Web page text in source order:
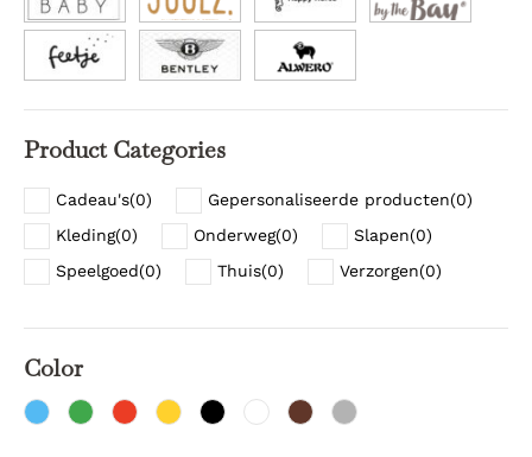
Product Categories
Cadeau's(0) Gepersonaliseerde producten(0)
Kleding(0) Onderweg(0) Slapen(0)
Speelgoed(0) Thuis(0) Verzorgen(0)
Color